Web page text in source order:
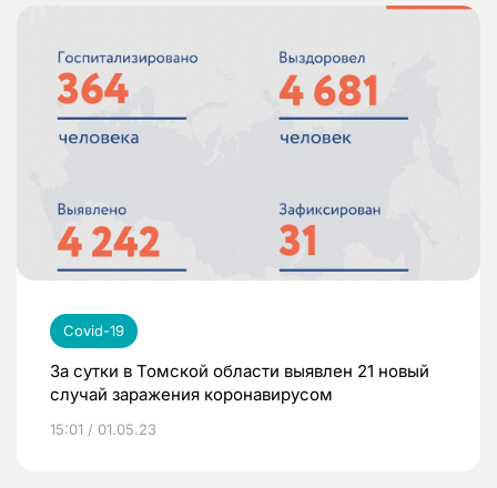
Covid-19
За сутки в Томской области выявлен 21 новый
случай заражения коронавирусом
15:01 / 01.05.23